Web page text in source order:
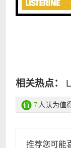
相关热点：
7 人认为值
推荐您可能